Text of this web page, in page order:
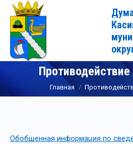
Вы здесь:
Главная
Обобщенная информация по